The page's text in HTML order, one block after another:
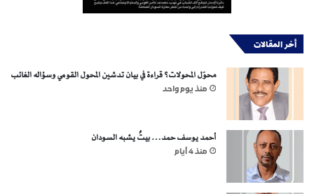
أخر المقالات
محوّل المحولات؟ قراءة في بيان تدشين المحول القومي وسؤاله الغائب
منذ يوم واحد
أحمد يوسف حمد… بيتٌ يشبه السودان
منذ 4 أيام